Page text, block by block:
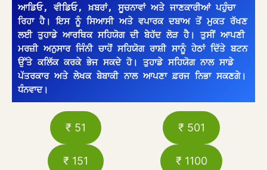
ਆਡਿਓ, ਵੀਡਿਓ, ਖ਼ਬਰਾਂ, ਸੂਚਨਾਵਾਂ ਅਤੇ ਜਾਣਕਾਰੀਆਂ ਪਹੁੰਚਾ
ਰਿਹਾ ਹੈ। ਇਸ ਨੂੰ ਸਿਆਸੀ ਅਤੇ ਵਪਾਰਕ ਦਬਾਅ ਤੋਂ ਮੁਕਤ ਰੱਖਣ
ਲਈ ਤੁਹਾਡੇ ਆਰਥਿਕ ਸਹਿਯੋਗ ਦੀ ਬੇਹੱਦ ਲੋੜ ਹੈ। ਤੁਸੀਂ ਆਪਣੀ
ਮਰਜ਼ੀ ਅਨੁਸਾਰ ਜਿੰਨੀ ਚਾਹੋਂ ਸਹਿਯੋਗ ਰਾਸ਼ੀ ਸਾਨੂੰ ਹੇਠਾਂ ਦਿੱਤੇ ਬਟਨ
ਉੱਤੇ ਕਲਿੱਕ ਕਰਕੇ ਭੇਜ ਸਕਦੇ ਹੋ। ਤੁਹਾਡੇ ਸਹਿਯੋਗ ਨਾਲ ਸਾਡੇ
ਪੱਤਰਕਾਰ ਅਤੇ ਲੇਖਕ ਬੇਬਾਕੀ ਨਾਲ ਆਪਣਾ ਫ਼ਰਜ ਨਿਭਾ ਸਕਣਗੇ।
ਧੰਨਵਾਦ।
₹ 51
₹ 151
₹ 501
₹ 1100